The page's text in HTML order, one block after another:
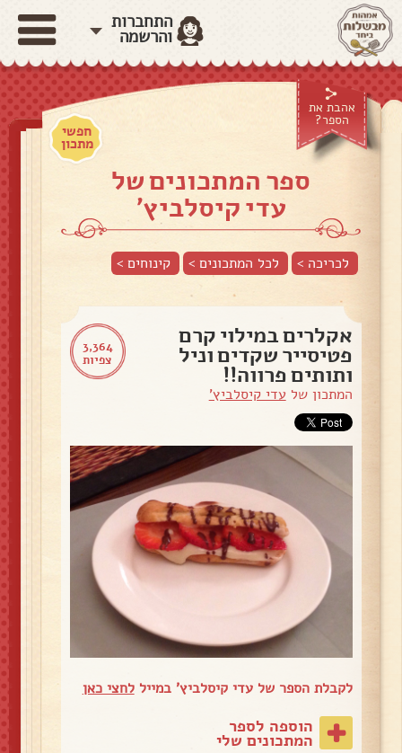
התחברות
והרשמה
אהבת את
הספר?
חפשי
מתכון
ספר המתכונים של
עדי קיסלביץ'
לכריכה > לכל המתכונים > קינוחים>
3,364
צפיות
אקלרים במילוי קרם
פטיסייר שקדים וניל
ותותים פרווה!!
המתכון שלעדי קיסלביץ'
לקבלת הספר של עדי קיסלביץ' במייללחצי כאן
הוספה לספר
המתכונים שלי